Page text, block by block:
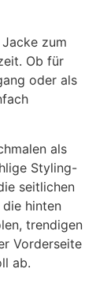
zum
Ob für
oder als
als
Styling-
seitlichen
hinten
trendigen
Vorderseite
ab.